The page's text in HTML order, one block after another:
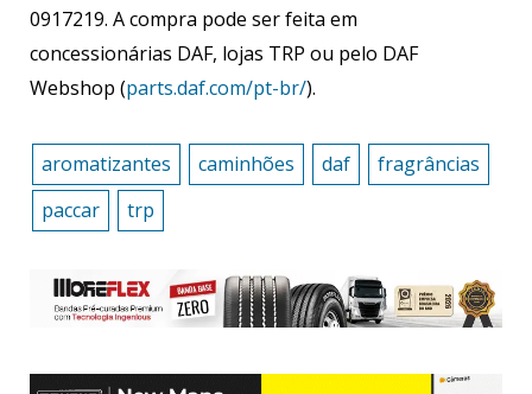
0917219. A compra pode ser feita em
concessionárias DAF, lojas TRP ou pelo DAF
Webshop (parts.daf.com/pt-br/).
aromatizantes caminhões daf
fragrâncias
paccar
trp